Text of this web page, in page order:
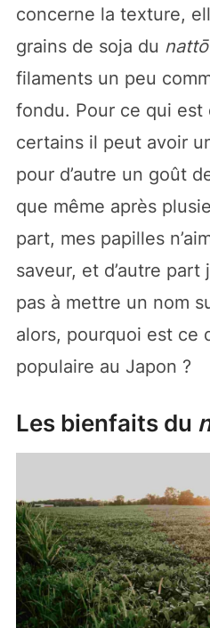
concerne la texture,
grains de soja du nattō
filaments un peu
fondu. Pour ce qui est
certains il peut avoir
pour d’autre un goût
que même après
part, mes papilles
saveur, et d’autre part
pas à mettre un nom
alors, pourquoi est ce
populaire au Japon ?
Les bienfaits du